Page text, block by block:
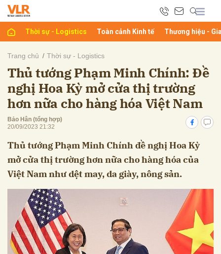
Thời sự - Logistics Toàn cảnh Kinh tế Thương hiệu -
Trang chủ Thời sự - Logistics
Thủ tướng Phạm Minh Chính: Đề
nghị Hoa Kỳ mở cửa thị trường
hơn nữa cho hàng hóa Việt Nam
Bảo Hân (tổng hợp)
20/09/2023 21:32
Thủ tướng Phạm Minh Chính đề nghị Hoa Kỳ
mở cửa thị trường hơn nữa cho hàng hóa của
Việt Nam như dệt may, da giày, nông sản.
luận
Hủy